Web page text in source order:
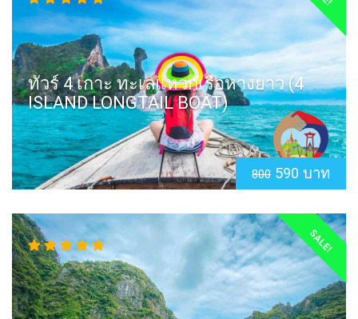
ทัวร์ 4 เกาะ ทะเลแหวกเรือหางยาว (4
ISLAND LONGTAIL BOAT)
800 590 บาท
SALE!